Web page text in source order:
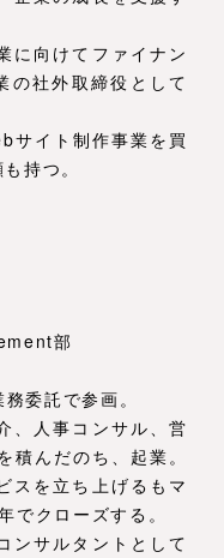
に向けてファイナン
の社外取締役として
サイト制作事業を買
持つ。
部
委託で参画。
、人事コンサル、営
積んだのち、起業。
スを立ち上げるもマ
でクローズする。
ンサルタントとして